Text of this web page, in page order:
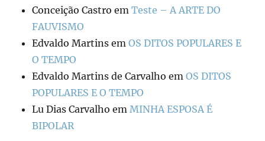
Conceição Castro emTeste – A ARTE DO
FAUVISMO
Edvaldo Martins emOS DITOS POPULARES E
O TEMPO
Edvaldo Martins de Carvalho emOS DITOS
POPULARES E O TEMPO
Lu Dias Carvalho em MINHA ESPOSA É
BIPOLAR